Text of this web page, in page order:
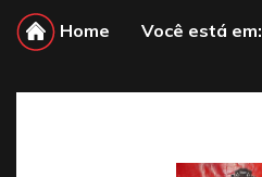
Home Você está em: